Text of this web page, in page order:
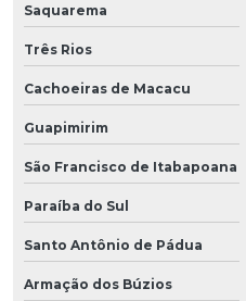
Saquarema
Três Rios
Cachoeiras de Macacu
Guapimirim
São Francisco de Itabapoana
Paraíba do Sul
Santo Antônio de Pádua
Armação dos Búzios